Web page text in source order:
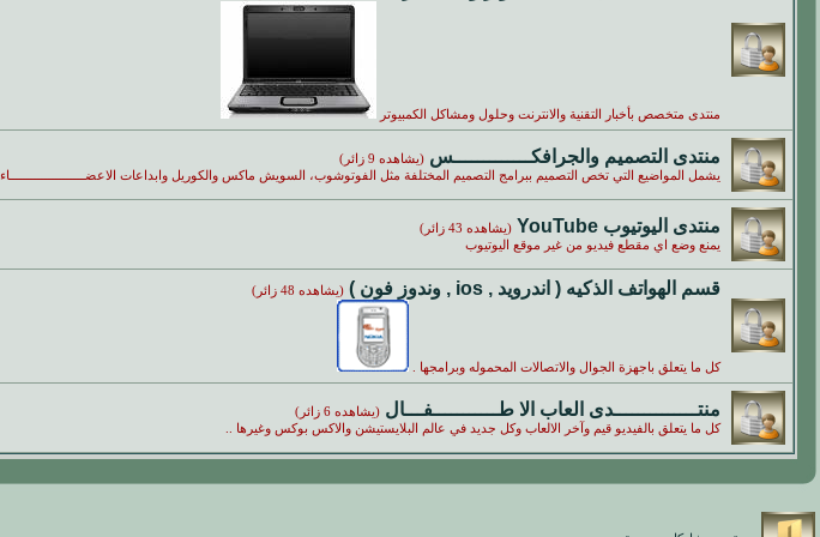
منتدى متخصص بأخبار التقنية والانترنت وحلول ومشاكل الكمبيوتر
منتدى التصميم والجرافكـــــــــــــس (يشاهده 9 زائر)
يشمل المواضيع التي تخص التصميم ببرامج التصميم المختلفة مثل الفوتوشوب، السويش ماكس والكوريل وابداعات الاعضـــــــــــــــــــــاء
منتدى اليوتيوب YouTube
(يشاهده 43 زائر)
يمنع وضع اي مقطع فيديو من غير موقع اليوتيوب
قسم الهواتف الذكيه ( اندرويد , ios , وندوز فون ) (يشاهده 48 زائر)
كل ما يتعلق باجهزة الجوال والاتصالات المحموله وبرامجها .
منتــــــــــــــدى العاب الا طـــــــــــفـــال (يشاهده 6 زائر)
كل ما يتعلق بالفيديو قيم وآخر الالعاب وكل جديد في عالم البلايستيشن والاكس بوكس وغيرها ..